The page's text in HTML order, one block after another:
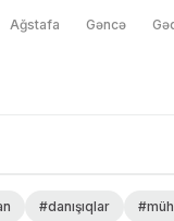
Ağstafa Gəncə
#danışıqlar